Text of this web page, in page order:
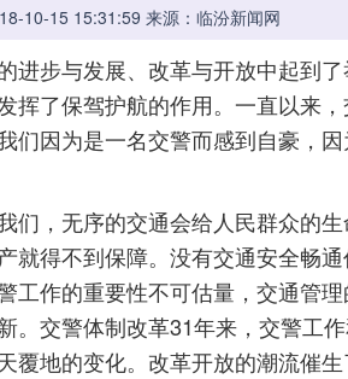
10-15 15:31:59 来源：临汾新闻网
步与发展、改革与开放中起到了
挥了保驾护航的作用。一直以来
们因为是一名交警而感到自豪，
，无序的交通会给人民群众的生
就得不到保障。没有交通安全畅
工作的重要性不可估量，交通管
。交警体制改革31年来，交警工
覆地的变化。改革开放的潮流催